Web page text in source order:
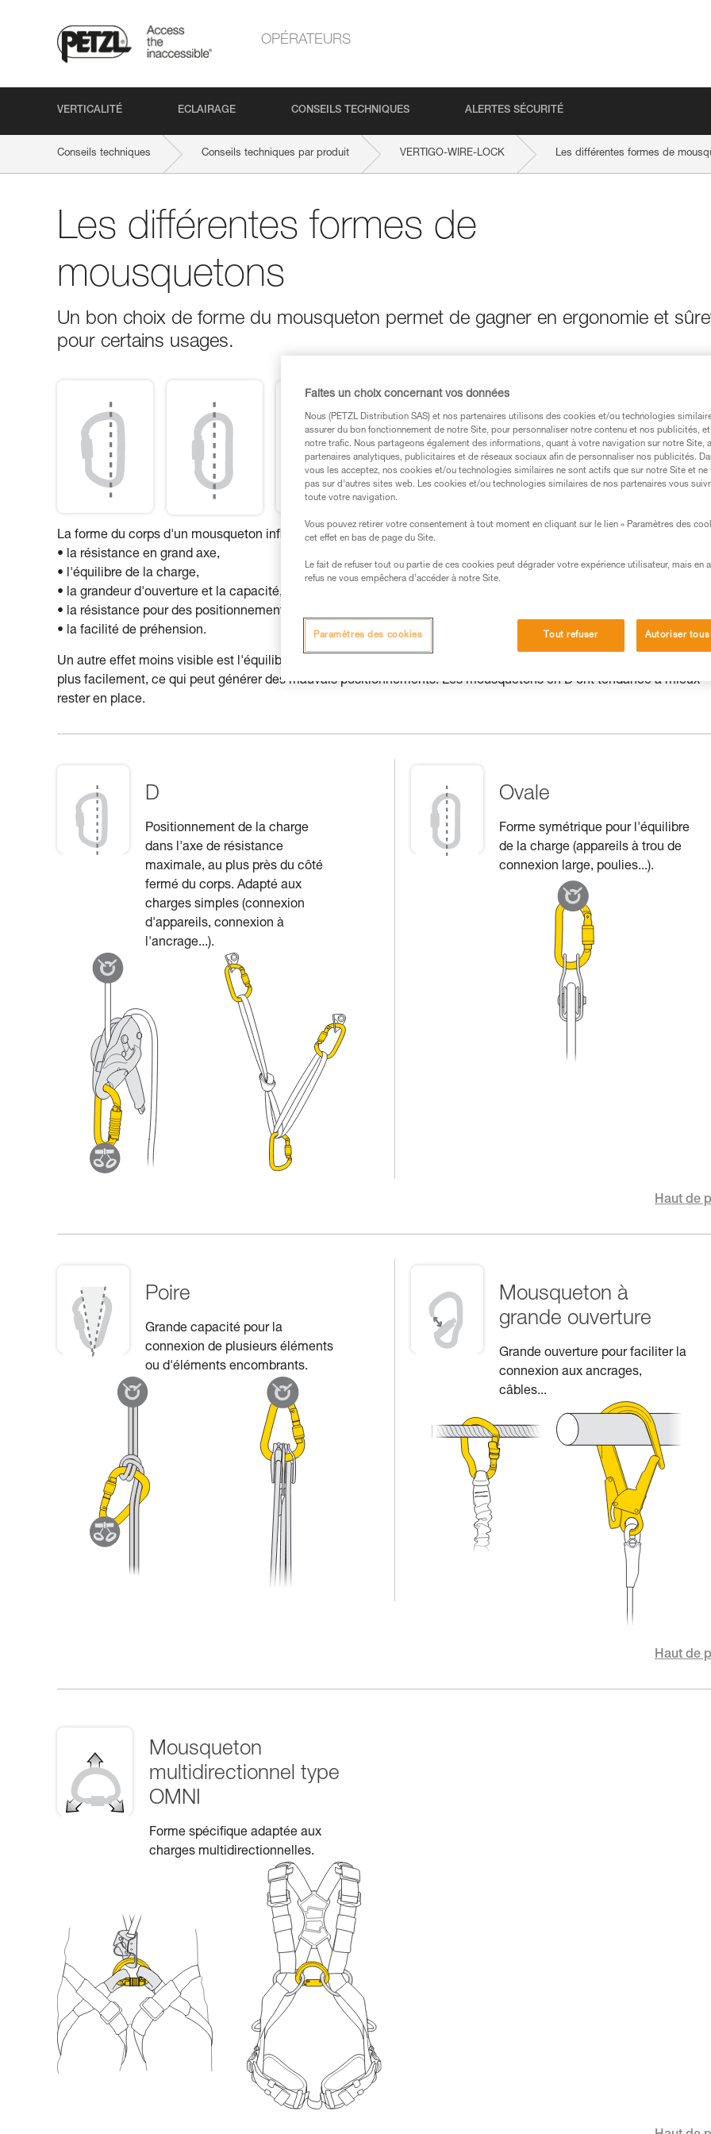
OPÉRATEURS
VERTICALITÉ ECLAIRAGE CONSEILS TECHNIQUES ALERTES SÉCURITÉ
Conseils techniques Conseils techniques par produit VERTIGO-WIRE-LOCK Les différentes formes de
Les différentes formes de
mousquetons
Un bon choix de forme du mousqueton permet de gagner en ergonomie et
pour certains usages.
La forme du corps d'un mousqueton influe sur :
• la résistance en grand axe,
• l'équilibre de la charge,
• la grandeur d'ouverture et la capacité,
• la résistance pour des positionnements particuliers,
• la facilité de préhension.
Un autre effet moins visible est l'équilibre du mousqueton lui-même : par exemple les mousquetons en poire
plus facilement, ce qui peut générer des mauvais positionnements. Les mousquetons en D ont tendance à mieux
rester en place.
D
Positionnement de la charge
dans l'axe de résistance
maximale, au plus près du côté
fermé du corps. Adapté aux
charges simples (connexion
d'appareils, connexion à
l'ancrage...).
Ovale
Forme symétrique pour l'équilibre
de la charge (appareils à trou de
connexion large, poulies...).
Haut de
Poire
Grande capacité pour la
connexion de plusieurs éléments
ou d'éléments encombrants.
Mousqueton à
grande ouverture
Grande ouverture pour faciliter la
connexion aux ancrages,
câbles...
Haut de
Mousqueton
multidirectionnel type
OMNI
Forme spécifique adaptée aux
charges multidirectionnelles.
Faites un choix concernant vos données
Nous (PETZL Distribution SAS) et nos partenaires utilisons des cookies et/ou technologies
assurer du bon fonctionnement de notre Site, pour personnaliser notre contenu et nos publicités,
notre trafic. Nous partageons également des informations, quant à votre navigation sur notre Site,
partenaires analytiques, publicitaires et de réseaux sociaux afin de personnaliser nos publicités.
vous les acceptez, nos cookies et/ou technologies similaires ne sont actifs que sur notre Site et ne
pas sur d’autres sites web. Les cookies et/ou technologies similaires de nos partenaires vous
toute votre navigation.
Vous pouvez retirer votre consentement à tout moment en cliquant sur le lien « Paramètres des
cet effet en bas de page du Site.
Le fait de refuser tout ou partie de ces cookies peut dégrader votre expérience utilisateur, mais en
refus ne vous empêchera d’accéder à notre Site.
Tout refuser Autoriser
Paramètres des cookies